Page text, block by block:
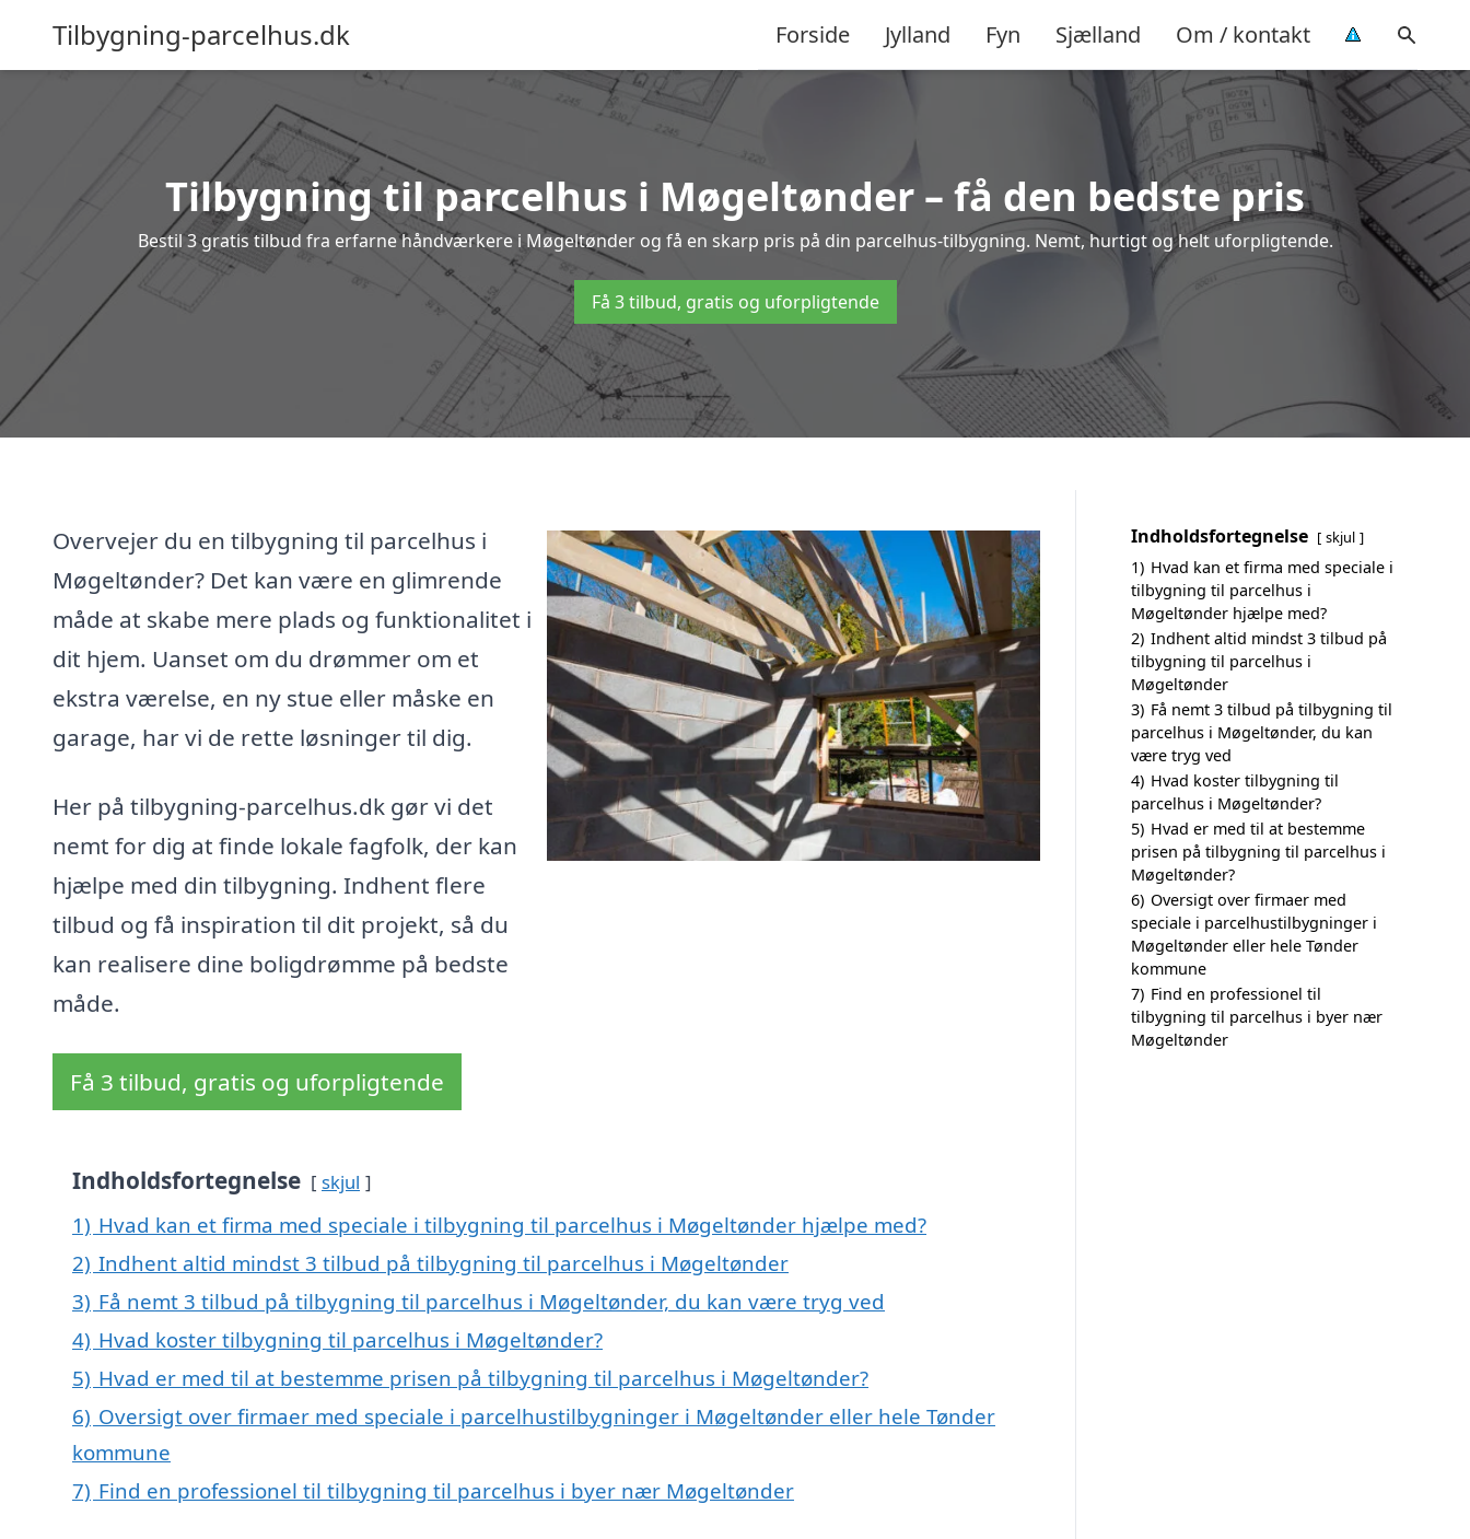
Tilbygning-parcelhus.dk Forside Jylland Fyn Sjælland Om / kontakt
Tilbygning til parcelhus i Møgeltønder – få den bedste pris
Bestil 3 gratis tilbud fra erfarne håndværkere i Møgeltønder og få en skarp pris på din parcelhus-tilbygning. Nemt, hurtigt og helt uforpligtende.
Få 3 tilbud, gratis og uforpligtende
Overvejer du en tilbygning til parcelhus i
Møgeltønder? Det kan være en glimrende
måde at skabe mere plads og funktionalitet i
dit hjem. Uanset om du drømmer om et
ekstra værelse, en ny stue eller måske en
garage, har vi de rette løsninger til dig.
Her på tilbygning-parcelhus.dk gør vi det
nemt for dig at finde lokale fagfolk, der kan
hjælpe med din tilbygning. Indhent flere
tilbud og få inspiration til dit projekt, så du
kan realisere dine boligdrømme på bedste
måde.
Få 3 tilbud, gratis og uforpligtende
Indholdsfortegnelse skjul
1) Hvad kan et firma med speciale i tilbygning til parcelhus i Møgeltønder hjælpe med?
2) Indhent altid mindst 3 tilbud på tilbygning til parcelhus i Møgeltønder
3) Få nemt 3 tilbud på tilbygning til parcelhus i Møgeltønder, du kan være tryg ved
4) Hvad koster tilbygning til parcelhus i Møgeltønder?
5) Hvad er med til at bestemme prisen på tilbygning til parcelhus i Møgeltønder?
6) Oversigt over firmaer med speciale i parcelhustilbygninger i Møgeltønder eller hele Tønder
kommune
7) Find en professionel til tilbygning til parcelhus i byer nær Møgeltønder
Indholdsfortegnelse skjul
1) Hvad kan et firma med speciale i
tilbygning til parcelhus i
Møgeltønder hjælpe med?
2) Indhent altid mindst 3 tilbud på
tilbygning til parcelhus i
Møgeltønder
3) Få nemt 3 tilbud på tilbygning til
parcelhus i Møgeltønder, du kan
være tryg ved
4) Hvad koster tilbygning til
parcelhus i Møgeltønder?
5) Hvad er med til at bestemme
prisen på tilbygning til parcelhus i
Møgeltønder?
6) Oversigt over firmaer med
speciale i parcelhustilbygninger i
Møgeltønder eller hele Tønder
kommune
7) Find en professionel til
tilbygning til parcelhus i byer nær
Møgeltønder